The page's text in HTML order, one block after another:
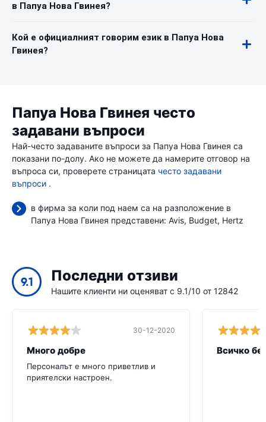
в Папуа Нова Гвинея?
Кой е официалният говорим език в Папуа Нова
Гвинея?
Папуа Нова Гвинея често
задавани въпроси
Най-често задаваните въпроси за Папуа Нова Гвинея са
показани по-долу. Ако не можете да намерите отговор на
въпроса си, проверете страницата често задавани
въпроси .
в фирма за коли под наем са на разположение в
Папуа Нова Гвинея представени: Avis Budget Hertz
9.1 Последни отзиви
Нашите клиенти ни оценяват с 9.1/10 от 12842
30-12-2020
Много добре
Персоналът е много приветлив и
приятелски настроен.
Всичко